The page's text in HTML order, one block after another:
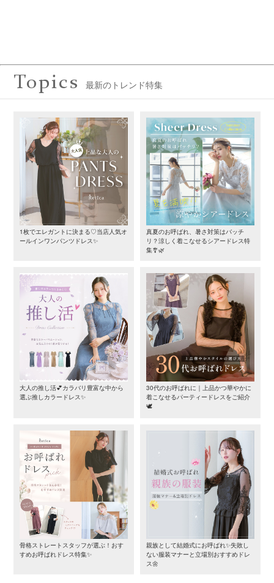
Topics 最新のトレンド特集
1枚でエレガントに決まる♡当店人気オ
ールインワンパンツドレス✨
真夏のお呼ばれ、暑さ対策はバッチ
リ？涼しく着こなせるシアードレス特
集🎐🌿
大人の推し活💕カラバリ豊富な中から
選ぶ推しカラードレス✨
30代のお呼ばれに｜上品かつ華やかに
着こなせるパーティードレスをご紹介
🕊️
骨格ストレートスタッフが選ぶ！おす
すめお呼ばれドレス特集✨
親族として結婚式にお呼ばれ✨失敗し
ない服装マナーと立場別おすすめドレ
ス🌼